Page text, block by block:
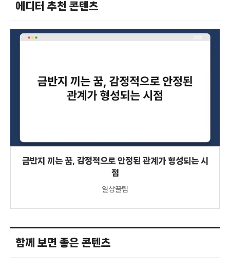
에디터 추천 콘텐츠
금반지 끼는 꿈, 감정적으로 안정된 관계가 형성되는 시
점
일상꿀팁
함께 보면 좋은 콘텐츠